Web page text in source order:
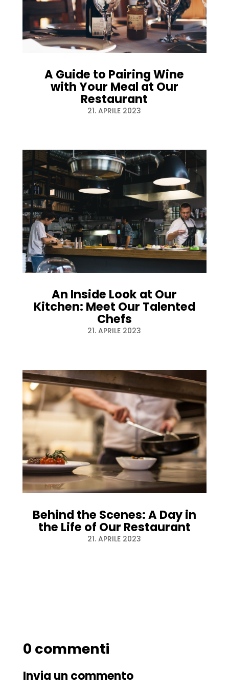
A Guide to Pairing Wine
with Your Meal at Our
Restaurant
21. APRILE 2023
An Inside Look at Our
Kitchen: Meet Our Talented
Chefs
21. APRILE 2023
Behind the Scenes: A Day in
the Life of Our Restaurant
21. APRILE 2023
0 commenti
Invia un commento